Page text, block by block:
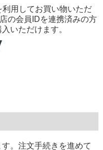
用してお買い物いただ
の会員IDを連携済みの方
いただけます。
。注文手続きを進めて